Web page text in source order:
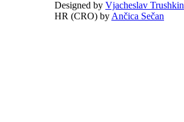
Designed by Vjacheslav Trushkin
HR (CRO) by Ančica Sečan